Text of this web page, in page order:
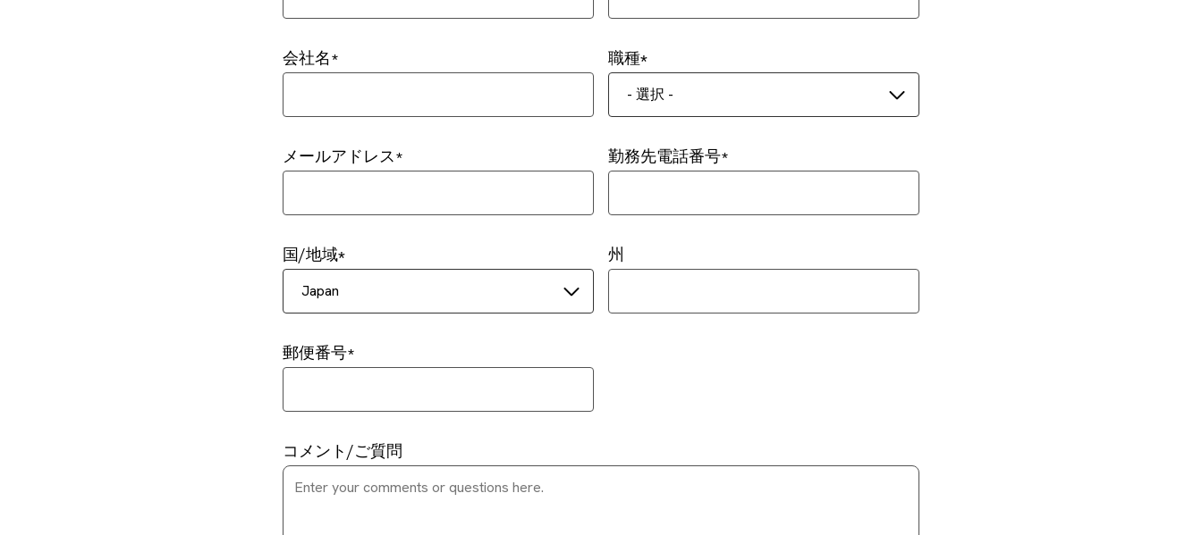
会社名 職種
- 選択 -
メールアドレス 勤務先電話番号
国/地域
Japan
州
郵便番号
コメント/ご質問